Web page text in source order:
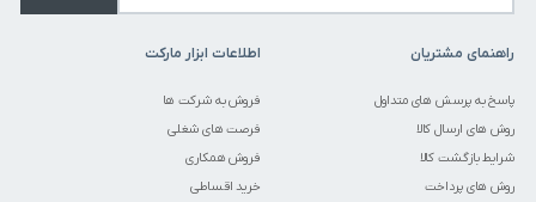
راهنمای مشتریان
پاسخ به پرسش های متداول
روش های ارسال کالا
شرایط بازگشت کالا
روش های پرداخت
اطلاعات ابزار مارکت
فروش به شرکت ها
فرصت های شغلی
فروش همکاری
خرید اقساطی